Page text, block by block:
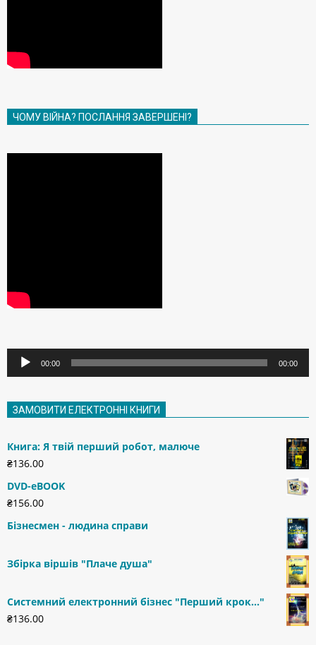
ЧОМУ ВІЙНА? ПОСЛАННЯ ЗАВЕРШЕНІ?
Аудіопрогравач
00:00 00:00
ЗАМОВИТИ ЕЛЕКТРОННІ КНИГИ
Книга: Я твій перший робот, малюче
₴136.00
DVD-eBOOK
₴156.00
Бізнесмен - людина справи
Збірка віршів "Плаче душа"
Системний електронний бізнес "Перший крок..."
₴136.00